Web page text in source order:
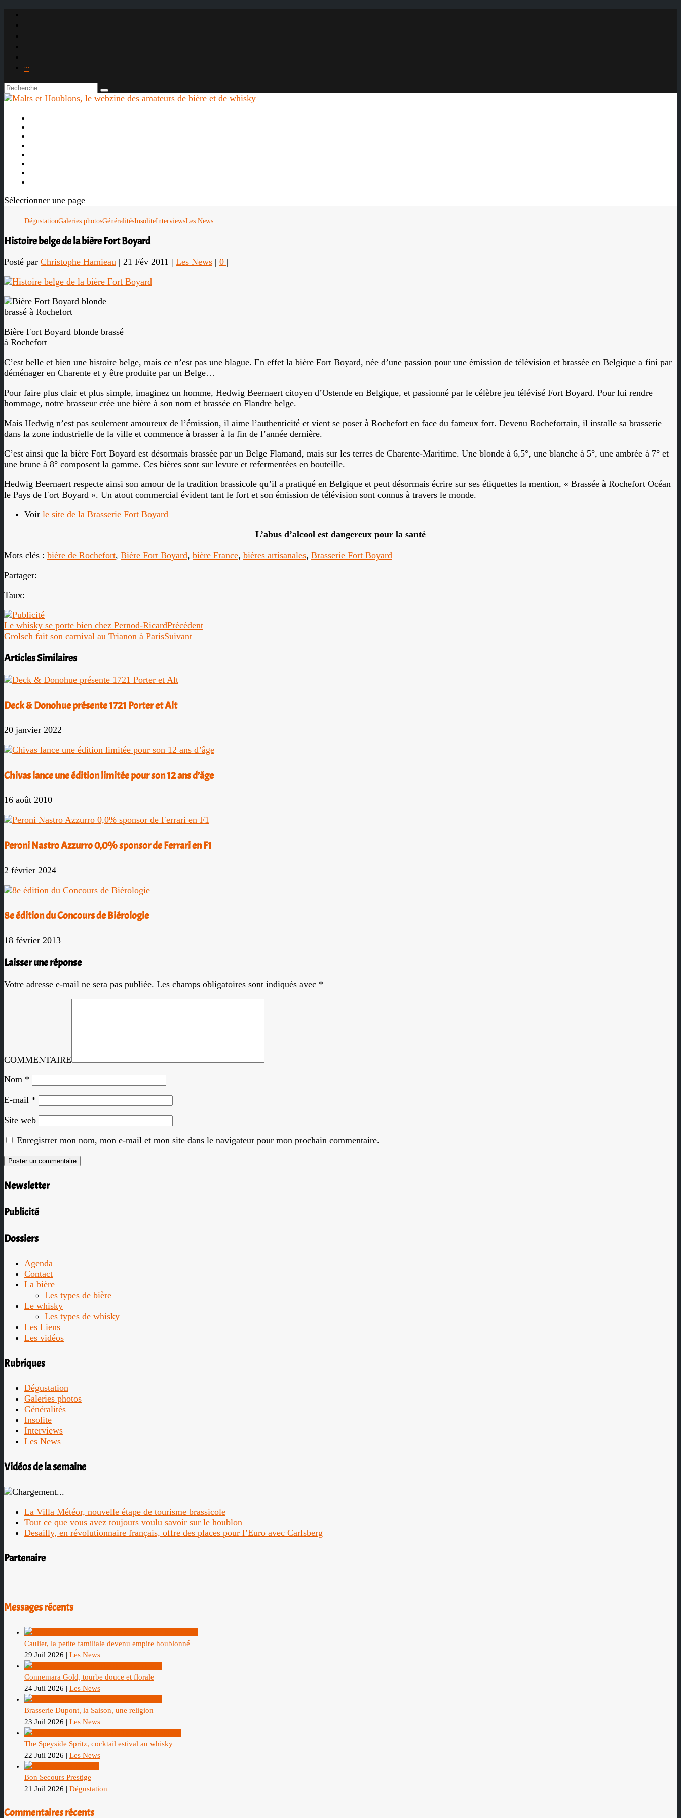
~
Sélectionner une page
DégustationGaleries photosGénéralitésInsoliteInterviewsLes News
Histoire belge de la bière Fort Boyard
Posté par Christophe Hamieau | 21 Fév 2011 | Les News | 0 |
Bière Fort Boyard blonde brassé
à Rochefort
C’est belle et bien une histoire belge, mais ce n’est pas une blague. En effet la bière Fort Boyard, née d’une passion pour une émission de télévision et brassée en Belgique a fini par
déménager en Charente et y être produite par un Belge…
Pour faire plus clair et plus simple, imaginez un homme, Hedwig Beernaert citoyen d’Ostende en Belgique, et passionné par le célèbre jeu télévisé Fort Boyard. Pour lui rendre
hommage, notre brasseur crée une bière à son nom et brassée en Flandre belge.
Mais Hedwig n’est pas seulement amoureux de l’émission, il aime l’authenticité et vient se poser à Rochefort en face du fameux fort. Devenu Rochefortain, il installe sa brasserie
dans la zone industrielle de la ville et commence à brasser à la fin de l’année dernière.
C’est ainsi que la bière Fort Boyard est désormais brassée par un Belge Flamand, mais sur les terres de Charente-Maritime. Une blonde à 6,5°, une blanche à 5°, une ambrée à 7° et
une brune à 8° composent la gamme. Ces bières sont sur levure et refermentées en bouteille.
Hedwig Beernaert respecte ainsi son amour de la tradition brassicole qu’il a pratiqué en Belgique et peut désormais écrire sur ses étiquettes la mention, « Brassée à Rochefort Océan
le Pays de Fort Boyard ». Un atout commercial évident tant le fort et son émission de télévision sont connus à travers le monde.
Voir le site de la Brasserie Fort Boyard
L’abus d’alcool est dangereux pour la santé
Mots clés : bière de Rochefort, Bière Fort Boyard, bière France, bières artisanales, Brasserie Fort Boyard
Partager:
Taux:
Le whisky se porte bien chez Pernod-RicardPrécédent
Grolsch fait son carnival au Trianon à ParisSuivant
Articles Similaires
Deck & Donohue présente 1721 Porter et Alt
20 janvier 2022
Chivas lance une édition limitée pour son 12 ans d’âge
16 août 2010
Peroni Nastro Azzurro 0,0% sponsor de Ferrari en F1
2 février 2024
8e édition du Concours de Biérologie
18 février 2013
Laisser une réponse
Votre adresse e-mail ne sera pas publiée. Les champs obligatoires sont indiqués avec *
COMMENTAIRE
Nom *
E-mail *
Site web
Enregistrer mon nom, mon e-mail et mon site dans le navigateur pour mon prochain commentaire.
Newsletter
Publicité
Dossiers
Agenda
Contact
La bière
Les types de bière
Le whisky
Les types de whisky
Les Liens
Les vidéos
Rubriques
Dégustation
Galeries photos
Généralités
Insolite
Interviews
Les News
Vidéos de la semaine
La Villa Météor, nouvelle étape de tourisme brassicole
Tout ce que vous avez toujours voulu savoir sur le houblon
Desailly, en révolutionnaire français, offre des places pour l’Euro avec Carlsberg
Partenaire
Messages récents
Caulier, la petite familiale devenu empire houblonné
29 Juil 2026 | Les News
Connemara Gold, tourbe douce et florale
24 Juil 2026 | Les News
Brasserie Dupont, la Saison, une religion
23 Juil 2026 | Les News
The Speyside Spritz, cocktail estival au whisky
22 Juil 2026 | Les News
Bon Secours Prestige
21 Juil 2026 | Dégustation
Commentaires récents